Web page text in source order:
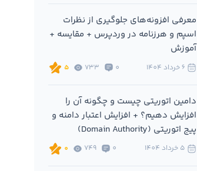
معرفی افزونه‌های جلوگیری از نظرات
اسپم و هرزنامه در وردپرس + مقایسه +
آموزش
0
733
5
دامین اتوریتی چیست و چگونه آن را
افزایش دهیم؟ + افزایش اعتبار دامنه و
پیج اتوریتی (Domain Authority)
0
749
0